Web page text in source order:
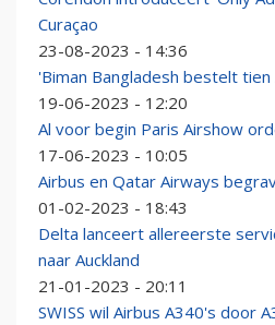
Curaçao
23-08-2023 - 14:36
'Biman Bangladesh bestelt
19-06-2023 - 12:20
Al voor begin Paris Airshow
17-06-2023 - 10:05
Airbus en Qatar Airways
01-02-2023 - 18:43
Delta lanceert allereerste
naar Auckland
21-01-2023 - 20:11
SWISS wil Airbus A340's door